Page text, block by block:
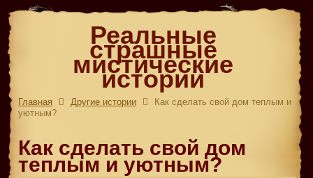
Реальные
страшные
мистические
истории
Главная Другие истории
Как сделать свой дом теплым и
уютным?
Как сделать свой дом
теплым и уютным?